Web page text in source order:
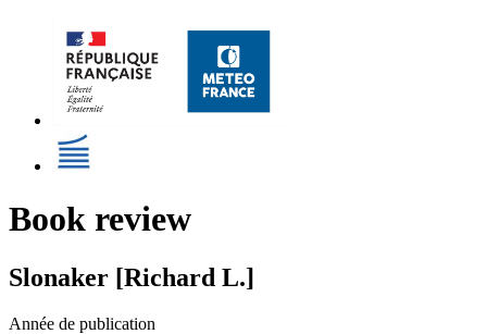
Book review
Slonaker [Richard L.]
Année de publication